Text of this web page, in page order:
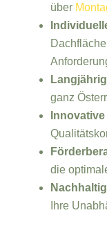
über
ganz
die
Ihre